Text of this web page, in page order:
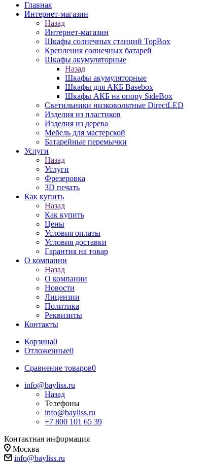
Главная
Интернет-магазин
Назад
Интернет-магазин
Шкафы солнечных станций TopBox
Крепления солнечных батарей
Шкафы акумуляторные
Назад
Шкафы акумуляторные
Шкафы для АКБ Basebox
Шкафы АКБ на опору SideBox
Светильники низковольтные DirectLED
Изделия из пластиков
Изделия из дерева
Мебель для мастерской
Батарейные перемычки
Услуги
Назад
Услуги
Фрезеровка
3D печать
Как купить
Назад
Как купить
Цены
Условия оплаты
Условия доставки
Гарантия на товар
О компании
Назад
О компании
Новости
Лицензии
Политика
Реквизиты
Контакты
Корзина0
Отложенные0
Сравнение товаров0
info@bayliss.ru
Назад
Телефоны
info@bayliss.ru
+7 800 101 65 39
Контактная информация
Москва
info@bayliss.ru